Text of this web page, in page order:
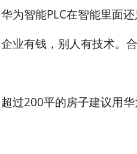
华为智能PLC在智能里面
企业有钱，别人有技术。合
超过200平的房子建议用